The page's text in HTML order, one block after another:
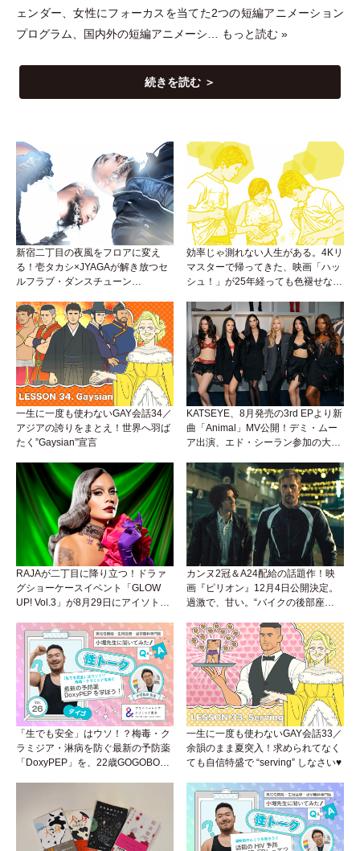
ェンダー、女性にフォーカスを当てた2つの短編アニメーション
プログラム、国内外の短編アニメーシ… もっと読む »
続きを読む ＞
新宿二丁目の夜風をフロアに変え
る！壱タカシ×JYAGAが解き放つセ
ルフラブ・ダンスチューン
効率じゃ測れない人生がある。4Kリ
マスターで帰ってきた、映画「ハッ
シュ！」が25年経っても色褪せない
一生に一度も使わないGAY会話34／
アジアの誇りをまとえ！世界へ羽ば
たく”Gaysian”宣言
KATSEYE、8月発売の3rd EPより新
曲「Animal」MV公開！デミ・ムー
ア出演、エド・シーラン参加の大胆
RAJAが二丁目に降り立つ！ドラァ
グショーケースイベント「GLOW
UP! Vol.3」が8月29日にアイソトー
カンヌ2冠＆A24配給の話題作！映
画『ピリオン』12月4日公開決定。
過激で、甘い。“バイクの後部座
「生でも安全」はウソ！？梅毒・ク
ラミジア・淋病を防ぐ最新の予防薬
「DoxyPEP」を、22歳GOGOBOY
（Vol.26）
一生に一度も使わないGAY会話33／
余韻のまま夏突入！求められてなく
ても自信特盛で “serving” しなさい♥